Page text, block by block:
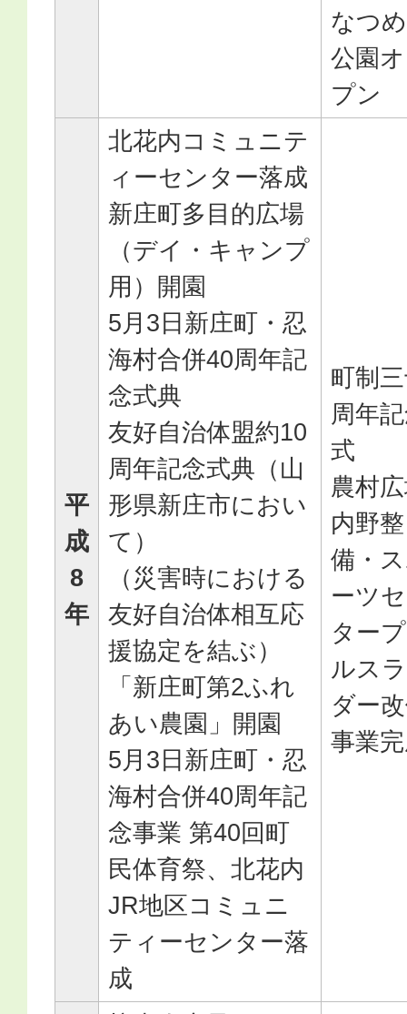
なつ
公園
プン
平
成
8
年
北花内コミュニテ
ィーセンター落成
新庄町多目的広場
（デイ・キャンプ
用）開園
5月3日新庄町・忍
海村合併40周年記
念式典
友好自治体盟約10
周年記念式典（山
形県新庄市におい
て）
（災害時における
友好自治体相互応
援協定を結ぶ）
「新庄町第2ふれ
あい農園」開園
5月3日新庄町・忍
海村合併40周年記
念事業 第40回町
民体育祭、北花内
JR地区コミュニ
ティーセンター落
成
町制
周年
式
農村
内野整
備・
ーツ
ター
ルス
ダー
事業